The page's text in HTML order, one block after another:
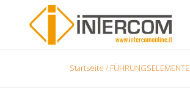
Startseite / FÜHRUNGSELEMENTE